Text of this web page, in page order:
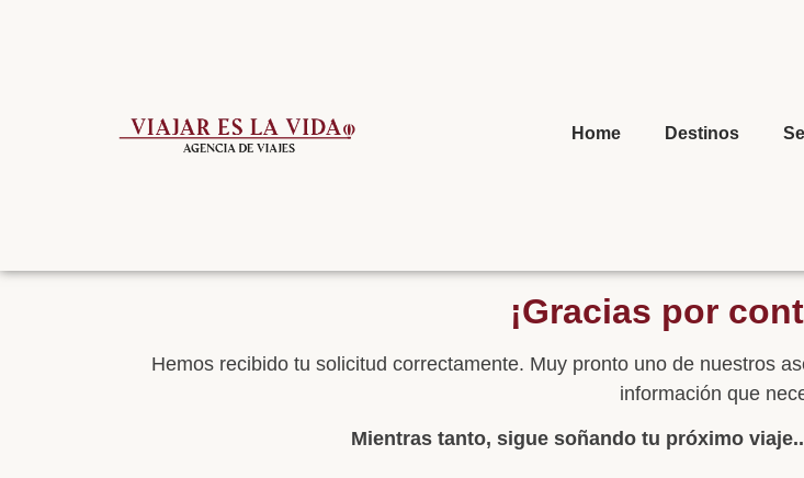
Home Destinos
¡Gracias por
Hemos recibido tu solicitud correctamente. Muy pronto uno de nuestros
información que
Mientras tanto, sigue soñando tu próximo